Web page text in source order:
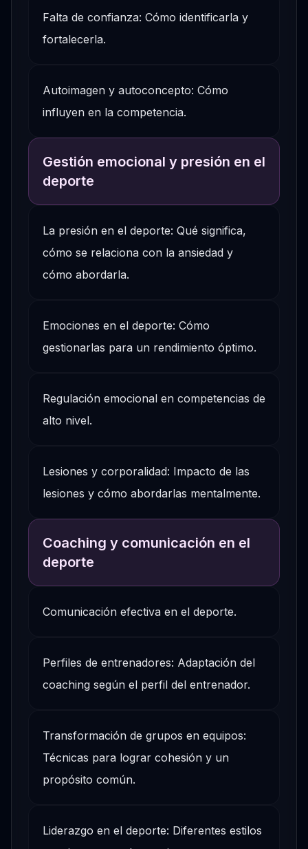
Falta de confianza: Cómo identificarla y
fortalecerla.
Autoimagen y autoconcepto: Cómo
influyen en la competencia.
Gestión emocional y presión en el
deporte
La presión en el deporte: Qué significa,
cómo se relaciona con la ansiedad y
cómo abordarla.
Emociones en el deporte: Cómo
gestionarlas para un rendimiento óptimo.
Regulación emocional en competencias de
alto nivel.
Lesiones y corporalidad: Impacto de las
lesiones y cómo abordarlas mentalmente.
Coaching y comunicación en el
deporte
Comunicación efectiva en el deporte.
Perfiles de entrenadores: Adaptación del
coaching según el perfil del entrenador.
Transformación de grupos en equipos:
Técnicas para lograr cohesión y un
propósito común.
Liderazgo en el deporte: Diferentes estilos